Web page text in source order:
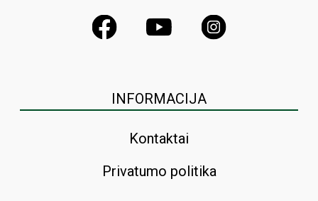
INFORMACIJA
Kontaktai
Privatumo politika